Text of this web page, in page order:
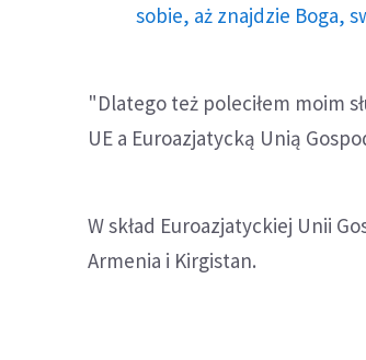
sobie, aż znajdzie Boga,
"Dlatego też poleciłem moim
UE a Euroazjatycką Unią
W skład Euroazjatyckiej Unii
Armenia i Kirgistan.